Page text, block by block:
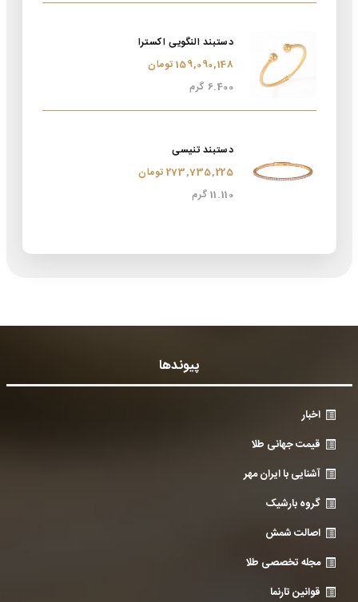
دستبند النگویی اکسترا
159,090,148 تومان
6.400 گرم
دستبند تنیسی
273,735,225 تومان
11.110 گرم
پیوندها
اخبار
قیمت جهانی طلا
آشنایی با ایران مهر
گروه بارشیک
اصالت شمش
مجله تخصصی طلا
قوانین تارنما